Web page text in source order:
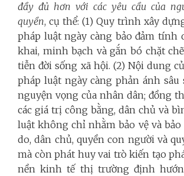
đầy đủ hơn với các yêu cầu của
quyền, cụ thể: (1) Quy trình xây
pháp luật ngày càng bảo đảm tính
khai, minh bạch và gắn bó chặt
tiễn đời sống xã hội. (2) Nội dung
pháp luật ngày càng phản ánh sâu
nguyện vọng của nhân dân; đồng
các giá trị công bằng, dân chủ và
luật không chỉ nhằm bảo vệ và bảo
do, dân chủ, quyền con người và
mà còn phát huy vai trò kiến tạo
nền kinh tế thị trường định